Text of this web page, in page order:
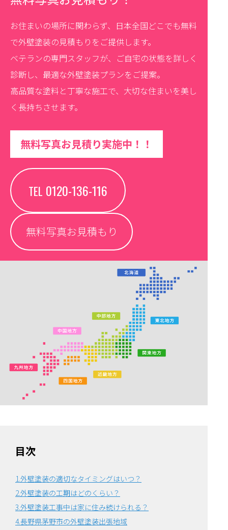
お住まいの場所に関わらず、日本全国どこでも無料
で外壁塗装の見積もりをご提供します。
ベテランの専門スタッフが、ご自宅の状態を詳しく
診断し、最適な外壁塗装プランをご提案。
高品質な塗料と丁寧な施工で、大切な住まいを美し
く長持ちさせます。
無料写真お見積り実施中！！
TEL 0120-136-116
無料写真お見積もり
目次
1.外壁塗装の適切なタイミングはいつ？
2.外壁塗装の工期はどのくらい？
3.外壁塗装工事中は家に住み続けられる？
4.長野県茅野市の外壁塗装出張地域